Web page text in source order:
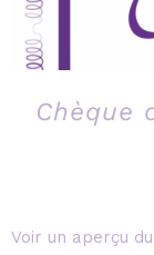
Chèque
Voir un aperçu